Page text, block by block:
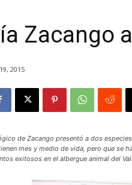
Zacango
2015
de Zacango presentó a dos
mes y medio de vida, pero que se
exitosos en el albergue animal del